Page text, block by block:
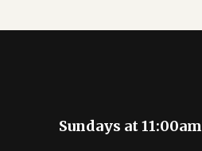
Sundays at 11:00am